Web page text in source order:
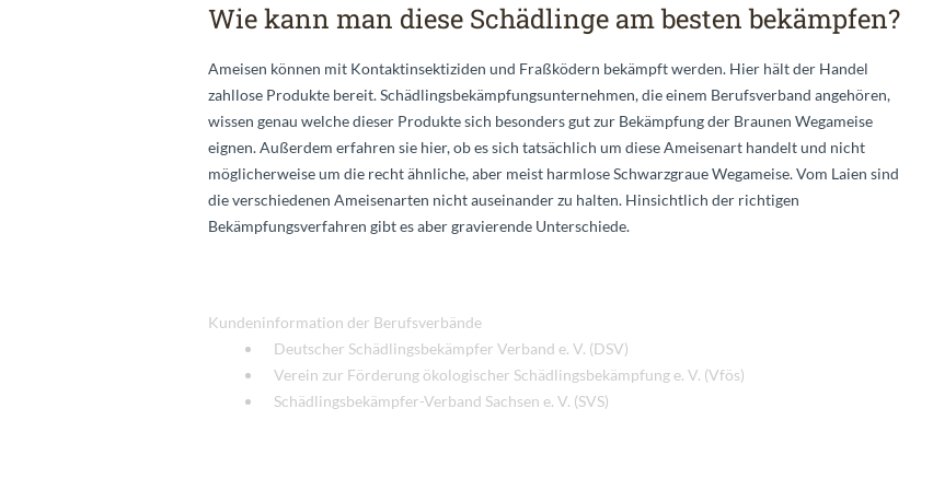
Wie kann man diese Schädlinge am besten bekämpfen?
Ameisen können mit Kontaktinsektiziden und Fraßködern bekämpft werden. Hier hält der Handel
zahllose Produkte bereit. Schädlingsbekämpfungsunternehmen, die einem Berufsverband angehören,
wissen genau welche dieser Produkte sich besonders gut zur Bekämpfung der Braunen Wegameise
eignen. Außerdem erfahren sie hier, ob es sich tatsächlich um diese Ameisenart handelt und nicht
möglicherweise um die recht ähnliche, aber meist harmlose Schwarzgraue Wegameise. Vom Laien sind
die verschiedenen Ameisenarten nicht auseinander zu halten. Hinsichtlich der richtigen
Bekämpfungsverfahren gibt es aber gravierende Unterschiede.
Kundeninformation der Berufsverbände
Deutscher Schädlingsbekämpfer Verband e. V. (DSV)
Verein zur Förderung ökologischer Schädlingsbekämpfung e. V. (Vfös)
Schädlingsbekämpfer-Verband Sachsen e. V. (SVS)